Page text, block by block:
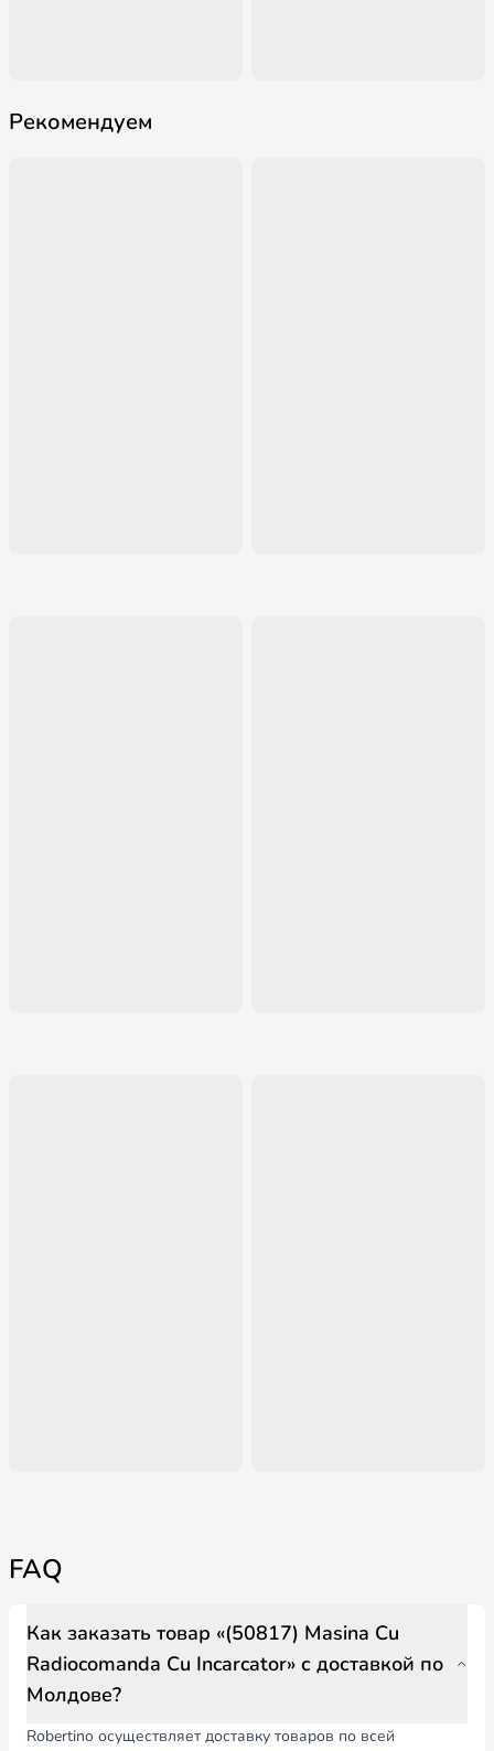
Рекомендуем
FAQ
Как заказать товар «(50817) Masina Cu
Radiocomanda Cu Incarcator» с доставкой по
Молдове?
Robertino осуществляет доставку товаров по всей